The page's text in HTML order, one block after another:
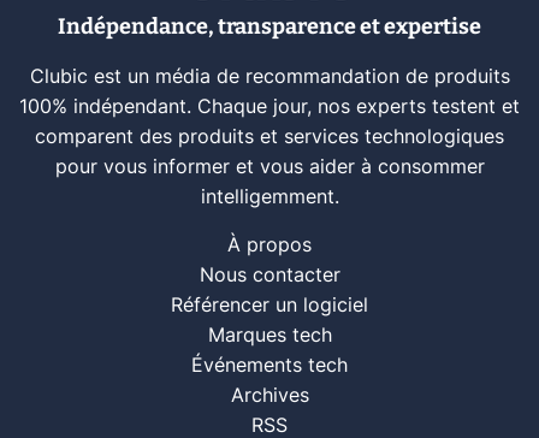
Indépendance, transparence et expertise
Clubic est un média de recommandation de produits
100% indépendant. Chaque jour, nos experts testent et
comparent des produits et services technologiques
pour vous informer et vous aider à consommer
intelligemment.
À propos
Nous contacter
Référencer un logiciel
Marques tech
Événements tech
Archives
RSS